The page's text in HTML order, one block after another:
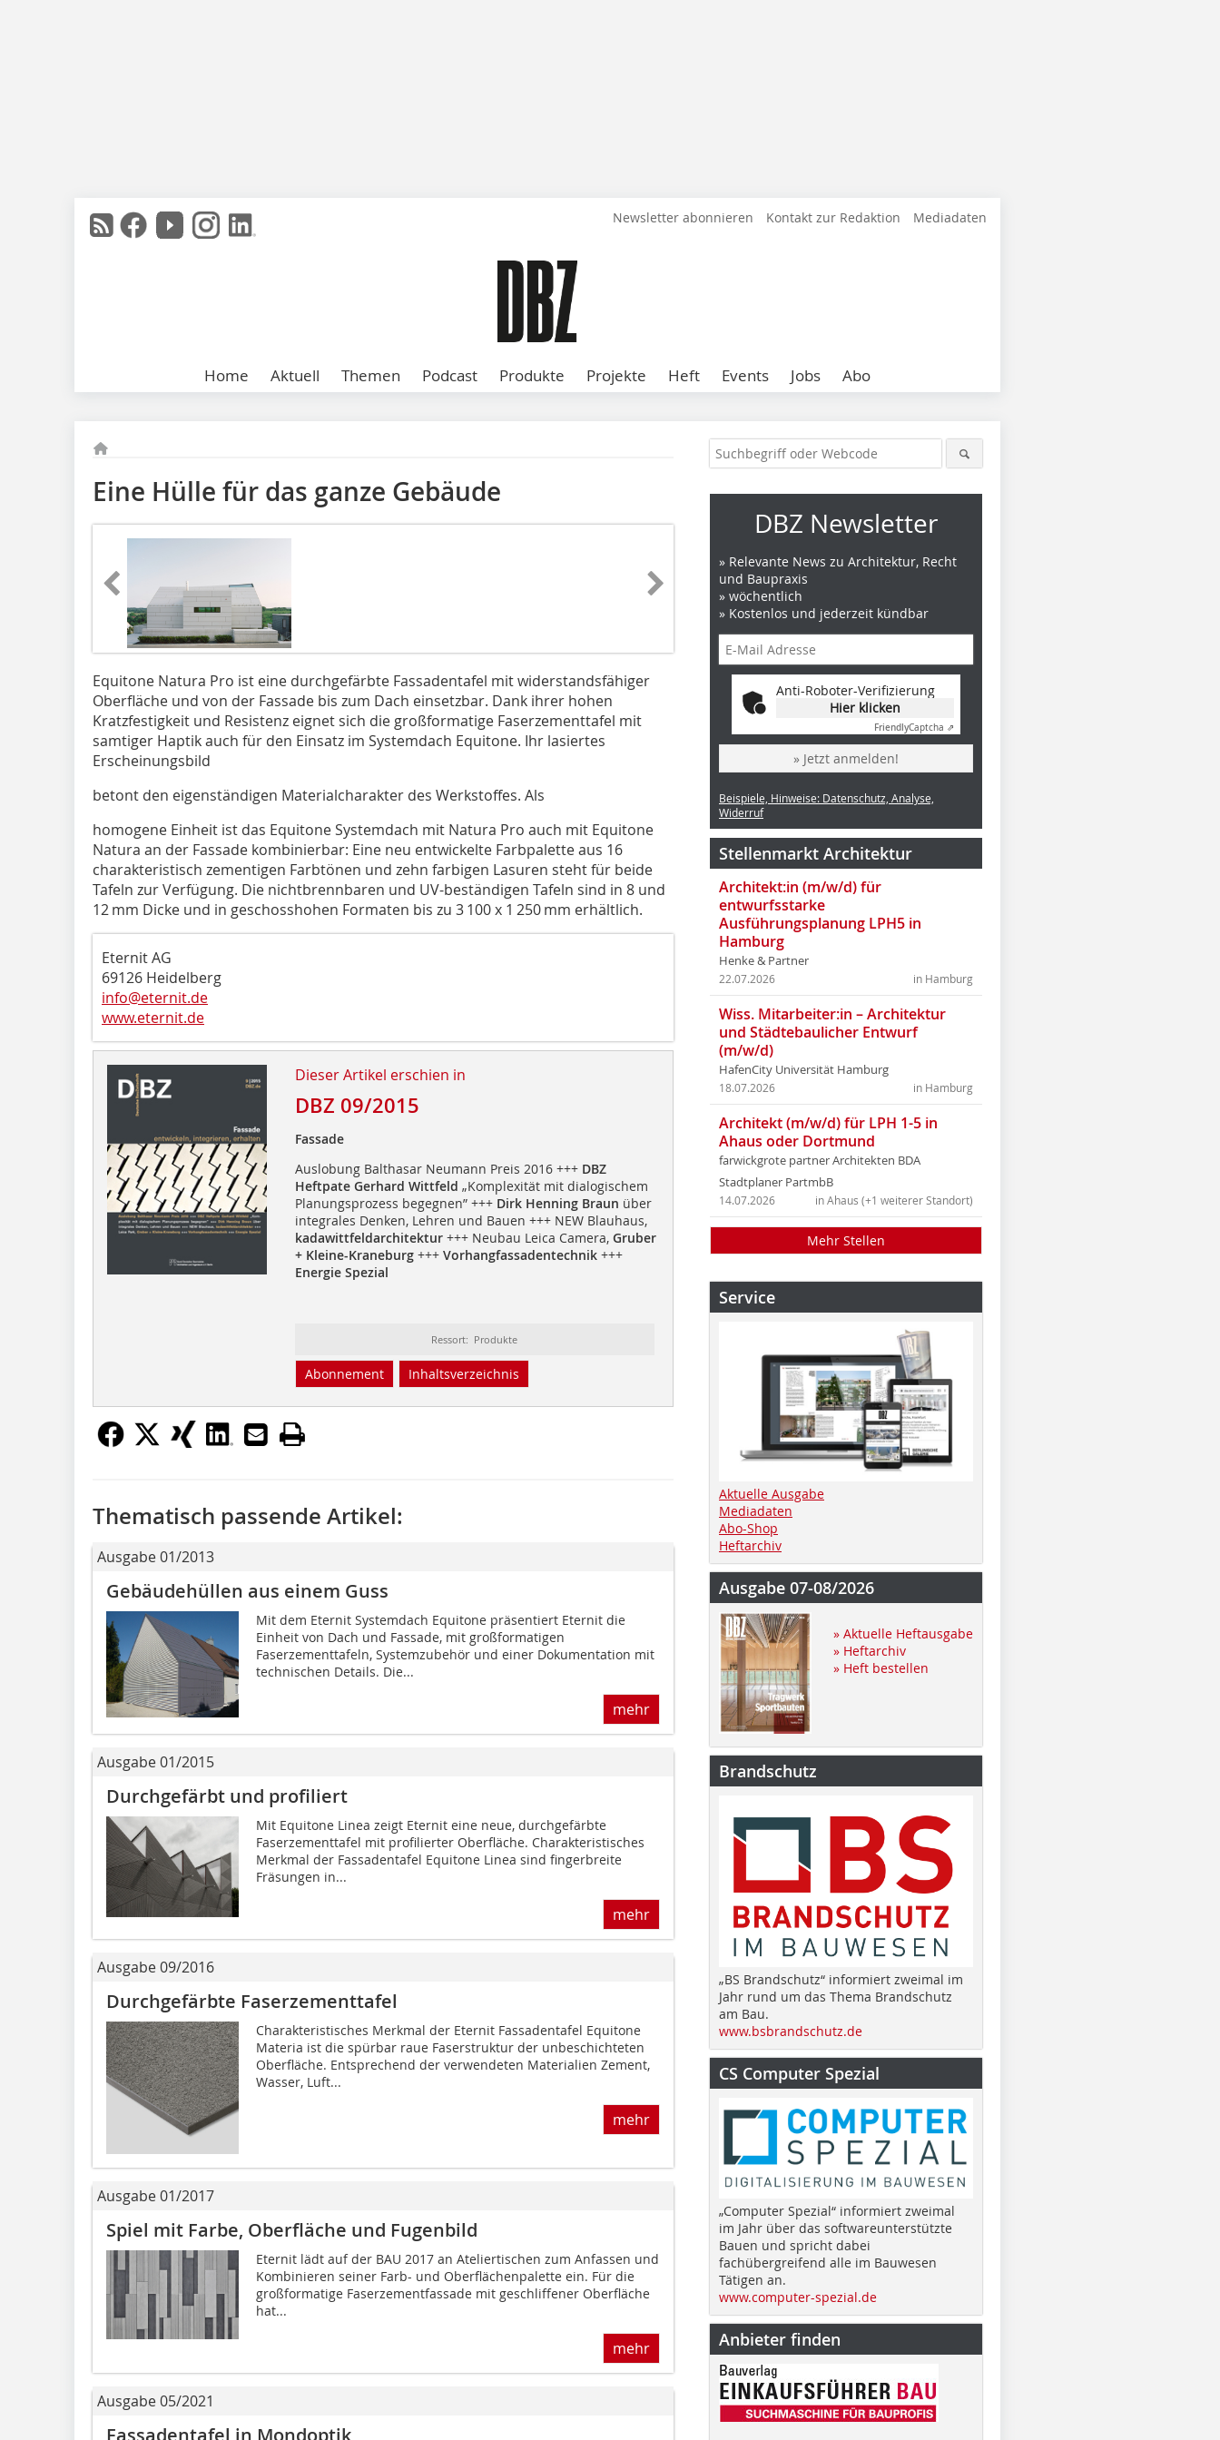
Newsletter abonnieren Kontakt zur Redaktion Mediadaten
Home Aktuell Themen Podcast Produkte Projekte Heft Events Jobs Abo
Eine Hülle für das ganze Gebäude
Equitone Natura Pro ist eine durchgefärbte Fassadentafel mit widerstandsfähiger
Oberfläche und von der Fassade bis zum Dach einsetzbar. Dank ihrer hohen
Kratzfestigkeit und Resistenz eignet sich die großformatige Faserzementtafel mit
samtiger Haptik auch für den Einsatz im System­dach Equitone. Ihr lasiertes
Erscheinungsbild
betont den eigenständigen Materialcharakter des Werkstoffes. Als
homogene Einheit ist das Equitone Systemdach mit Natura Pro auch mit Equitone
Natura an der Fassade kombinierbar: Eine neu entwickelte Farbpalette aus 16
charakteristisch zementigen Farbtönen und zehn farbigen Lasuren steht für beide
Tafeln zur Verfügung. Die nichtbrennbaren und UV-beständigen Tafeln sind in 8 und
12 mm Dicke und in geschosshohen Formaten bis zu 3 100 x 1 250 mm erhältlich.
Eternit AG
69126 Heidelberg
info@eternit.de
www.eternit.de
Dieser Artikel erschien in
DBZ 09/2015
Fassade
Auslobung Balthasar Neumann Preis 2016 +++ DBZ
Heftpate Gerhard Wittfeld „Komplexität mit dialogischem
Planungsprozess begegnen” +++ Dirk Henning Braun über
integrales Denken, Lehren und Bauen +++ NEW Blauhaus,
kadawittfeldarchitektur+++ Neubau Leica Camera, Gruber
+ Kleine-Kraneburg +++ Vorhangfassadentechnik+++
Energie Spezial
Ressort: Produkte
Abonnement Inhaltsverzeichnis
Thematisch passende Artikel:
Ausgabe 01/2013
Gebäudehüllen aus einem Guss
Mit dem Eternit Systemdach Equitone präsentiert Eternit die
Einheit von Dach und Fassade, mit großformatigen
Faserzementtafeln, Systemzubehör und einer Dokumentation mit
technischen Details. Die...
mehr
Ausgabe 01/2015
Durchgefärbt und profiliert
Mit Equitone Linea zeigt Eternit eine neue, durchgefärbte
Faserzementtafel mit profilierter Oberfläche. Charakteristisches
Merkmal der Fassadentafel Equitone Linea sind fingerbreite
Fräsungen in...
mehr
Ausgabe 09/2016
Durchgefärbte Faserzementtafel
Charakteristisches Merkmal der Eternit Fassadentafel Equitone
Materia ist die spürbar raue Faserstruktur der unbeschichteten
Oberfläche. Entsprechend der verwendeten Materialien Zement,
Wasser, Luft...
mehr
Ausgabe 01/2017
Spiel mit Farbe, Oberfläche und Fugenbild
Eternit lädt auf der BAU 2017 an Ateliertischen zum Anfassen und
Kombinieren seiner Farb- und Oberflächenpalette ein. Für die
großformatige Faserzementfassade mit geschliffener Oberfläche
hat...
mehr
Ausgabe 05/2021
DBZ Newsletter
» Relevante News zu Architektur, Recht
und Baupraxis
» wöchentlich
» Kostenlos und jederzeit kündbar
Anti-Roboter-Verifizierung
Hier klicken
FriendlyCaptcha ⇗
» Jetzt anmelden!
Beispiele, Hinweise: Datenschutz, Analyse,
Widerruf
Stellenmarkt Architektur
Architekt:in (m/w/d) für
entwurfsstarke
Ausführungsplanung LPH5 in
Hamburg
Henke & Partner
in Hamburg
22.07.2026
Wiss. Mitarbeiter:in – Architektur
und Städtebaulicher Entwurf
(m/w/d)
HafenCity Universität Hamburg
in Hamburg
18.07.2026
Architekt (m/w/d) für LPH 1-5 in
Ahaus oder Dortmund
farwickgrote partner Architekten BDA
Stadtplaner PartmbB
in Ahaus (+1 weiterer Standort)
14.07.2026
Mehr Stellen
Service
Aktuelle Ausgabe
Mediadaten
Abo-Shop
Heftarchiv
Ausgabe 07-08/2026
» Aktuelle Heftausgabe
» Heftarchiv
» Heft bestellen
Brandschutz
„BS Brandschutz“ informiert zweimal im
Jahr rund um das Thema Brandschutz
am Bau.
www.bsbrandschutz.de
CS Computer Spezial
„Computer Spezial“ informiert zweimal
im Jahr über das softwareunterstützte
Bauen und spricht dabei
fachübergreifend alle im Bauwesen
Tätigen an.
www.computer-spezial.de
Anbieter finden